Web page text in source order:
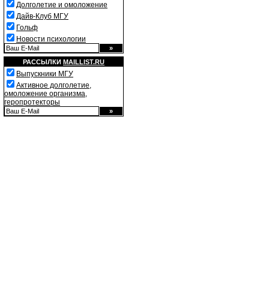
Долголетие и омоложение
Дайв-Клуб МГУ
Гольф
Новости психологии
РАССЫЛКИ MAILLIST.RU
Выпускники МГУ
Активное долголетие,
омоложение организма,
геропротекторы